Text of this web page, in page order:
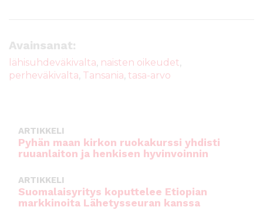
e
b
o
te
r
A
p
Avainsanat:
lähisuhdeväkivalta, naisten oikeudet,
perheväkivalta, Tansania, tasa-arvo
ARTIKKELI
Pyhän maan kirkon ruokakurssi yhdisti
ruuanlaiton ja henkisen hyvinvoinnin
ARTIKKELI
Suomalaisyritys koputtelee Etiopian
markkinoita Lähetysseuran kanssa